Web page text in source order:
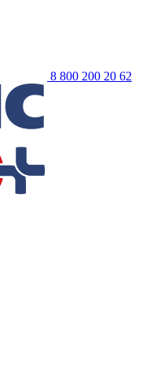
8 800 200 20 62